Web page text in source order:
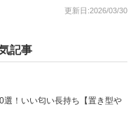
更新日:2026/03/30
記事
選！いい匂い長持ち【置き型や